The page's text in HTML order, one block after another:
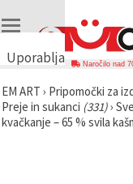
Uporabljamo
🍪
Uporabljamo
piškotke in
Naročilo nad
EM ART › Pripomočki za
Preje in sukanci (331)›
kvačkanje – 65 % svila